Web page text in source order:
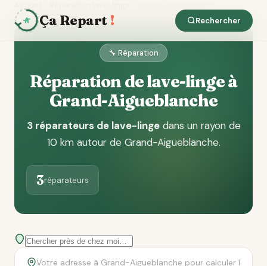
Ça Repart ! Rechercher
🔧 Réparation
Réparation de lave-linge à
Grand-Aigueblanche
3 réparateurs de lave-lingedans un rayon de
10 km autour de Grand-Aigueblanche.
3réparateurs